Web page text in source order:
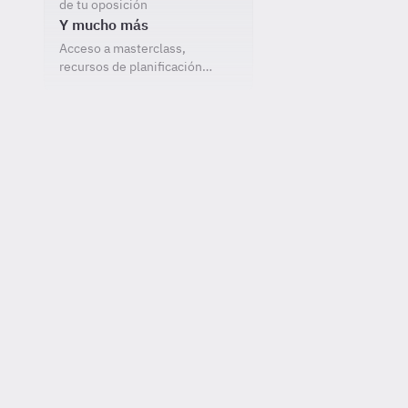
de tu oposición
Y mucho más
Acceso a masterclass,
recursos de planificación…